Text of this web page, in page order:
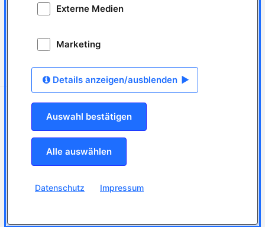
Arbeitgeber
5 Anzeigen
MVZ Medeco Berlin GbR
Arbeitsort 13581
Tätigkeitsfeld
06126 2290410
mail@jobdental.de
Für Bewerber
Jobsuche
Bewerberprofil erstellen
Externe Medien
Marketing
Details anzeigen/ausblenden
Auswahl bestätigen
Alle auswählen
Datenschutz Impressum